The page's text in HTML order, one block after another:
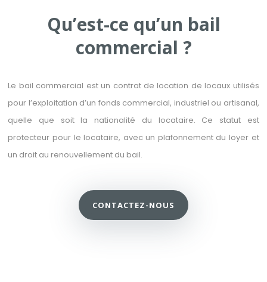
Qu’est-ce qu’un bail
commercial ?
Le bail commercial est un contrat de location de locaux utilisés
pour l’exploitation d’un fonds commercial, industriel ou artisanal,
quelle que soit la nationalité du locataire. Ce statut est
protecteur pour le locataire, avec un plafonnement du loyer et
un droit au renouvellement du bail.
CONTACTEZ-NOUS